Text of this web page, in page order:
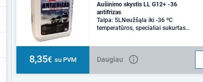
Aušinimo skystis LL G12+ -36
antifrizas
Talpa: 5LNeužšąla iki -36 ºC
temperatūros, specialiai sukurtas
8,35€ su PVM Daugiau